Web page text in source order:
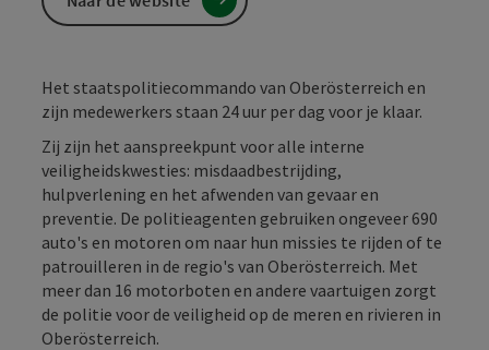
Het staatspolitiecommando van Oberösterreich en
zijn medewerkers staan 24 uur per dag voor je klaar.
Zij zijn het aanspreekpunt voor alle interne
veiligheidskwesties: misdaadbestrijding,
hulpverlening en het afwenden van gevaar en
preventie. De politieagenten gebruiken ongeveer 690
auto's en motoren om naar hun missies te rijden of te
patrouilleren in de regio's van Oberösterreich. Met
meer dan 16 motorboten en andere vaartuigen zorgt
de politie voor de veiligheid op de meren en rivieren in
Oberösterreich.